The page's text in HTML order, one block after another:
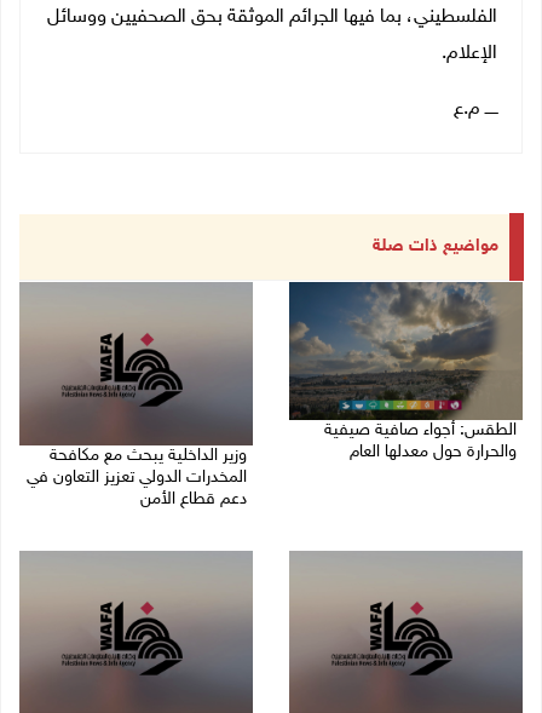
الفلسطيني، بما فيها الجرائم الموثقة بحق الصحفيين ووسائل
الإعلام.
ـــــ م.ع
مواضيع ذات صلة
الطقس: أجواء صافية صيفية
والحرارة حول معدلها العام
وزير الداخلية يبحث مع مكافحة
المخدرات الدولي تعزيز التعاون في
دعم قطاع الأمن